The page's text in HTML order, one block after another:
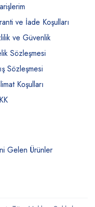
ve İade Koşulları
ve Güvenlik
Sözleşmesi
Sözleşmesi
Koşulları
Gelen Ürünler